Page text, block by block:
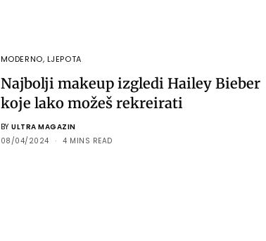
MODERNO, LJEPOTA
Najbolji makeup izgledi Hailey Bieber
koje lako možeš rekreirati
BY ULTRA MAGAZIN
08/04/2024
4 MINS READ